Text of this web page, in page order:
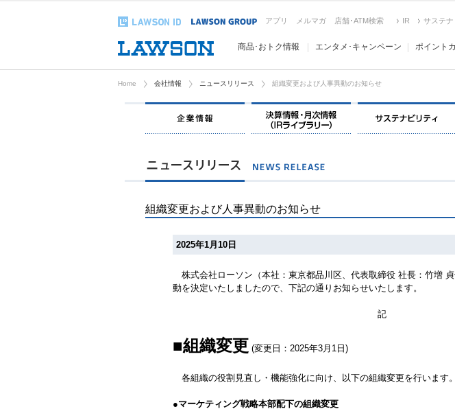
アプリ メルマガ 店舗･ATM検索 IR サステナ
商品･おトク情報 エンタメ･キャンペーン ポイント
Home 会社情報 ニュースリリース 組織変更および人事異動のお知らせ
企業情報
組織変更および人事異動のお知らせ
2025年1月10日
株式会社ローソン（本社：東京都品川区、代表取締役 社長：竹増
動を決定いたしましたので、下記の通りお知らせいたします。
記
■組織変更 (変更日：2025年3月1日)
各組織の役割見直し・機能強化に向け、以下の組織変更を行います。
●マーケティング戦略本部配下の組織変更